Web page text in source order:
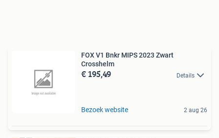
FOX V1 Bnkr MIPS 2023 Zwart
Crosshelm
€ 195,49 Details
Bezoek website 2 aug 26